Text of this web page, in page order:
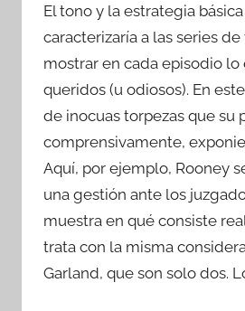
El tono y la estrategia
caracterizaría a las series
mostrar en cada episodio lo
queridos (u odiosos). En
de inocuas torpezas que su
comprensivamente,
Aquí, por ejemplo, Rooney
una gestión ante los
muestra en qué consiste
trata con la misma
Garland, que son solo dos.